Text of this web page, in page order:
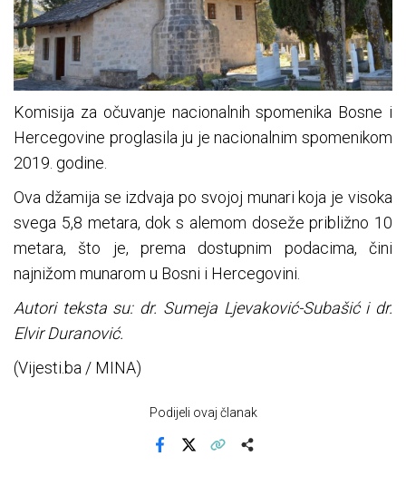
Komisija za očuvanje nacionalnih spomenika Bosne i
Hercegovine proglasila ju je nacionalnim spomenikom
2019. godine.
Ova džamija se izdvaja po svojoj munari koja je visoka
svega 5,8 metara, dok s alemom doseže približno 10
metara, što je, prema dostupnim podacima, čini
najnižom munarom u Bosni i Hercegovini.
Autori teksta su: dr. Sumeja Ljevaković-Subašić i dr.
Elvir Duranović.
(Vijesti.ba / MINA)
Podijeli ovaj članak